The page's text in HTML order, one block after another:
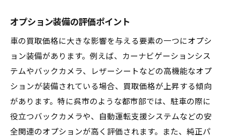
オプション装備の評価ポイント
車の買取価格に大きな影響を与える要素の一つにオプシ
ョン装備があります。例えば、カーナビゲーションシス
テムやバックカメラ、レザーシートなどの高機能なオプ
ションが装備されている場合、買取価格が上昇する傾向
があります。特に呉市のような都市部では、駐車の際に
役立つバックカメラや、自動運転支援システムなどの安
全関連のオプションが高く評価されます。また、純正パ